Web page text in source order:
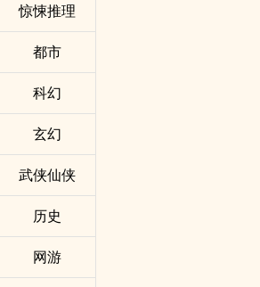
惊悚推理
都市
科幻
玄幻
武侠仙侠
历史
网游